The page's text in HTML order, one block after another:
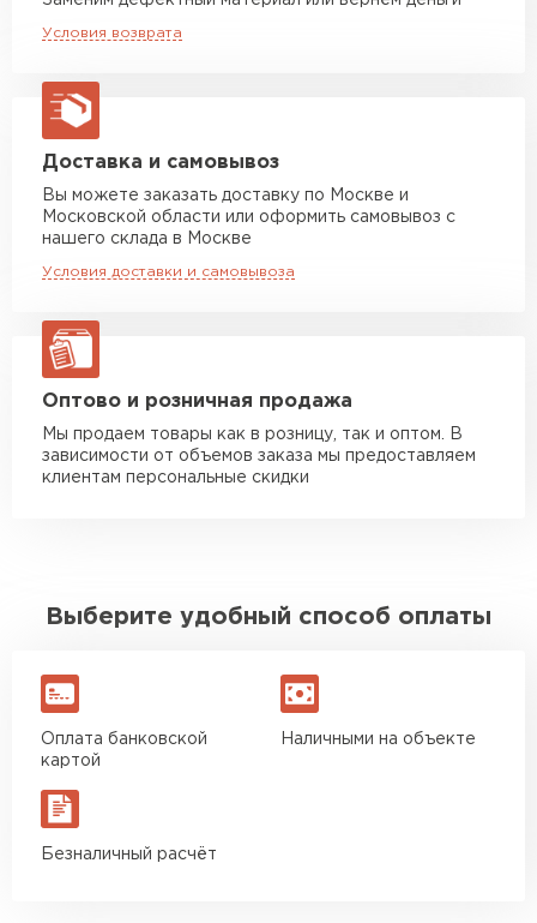
денежных вложений.
Возможность использования вне зависимости
от климатических условий.
Профлист обладает долгим сроком службы.
макс. длина груза 13,5 м
Манипулятор до 5 тн
макс. длина груза 6 м
Манипулятор до 10 тн
макс. длина груза 8 м
Манипулятор до 20 тн
Условия возврата
Доставка и самовывоз
Вы можете заказать доставку по Москве и
Московской области или оформить самовывоз с
нашего склада в Москве
Условия доставки и самовывоза
Оптово и розничная продажа
Мы продаем товары как в розницу, так и оптом. В
зависимости от объемов заказа мы предоставляем
клиентам персональные скидки
Выберите удобный способ оплаты
Оплата банковской
картой
Наличными на объекте
Безналичный расчёт